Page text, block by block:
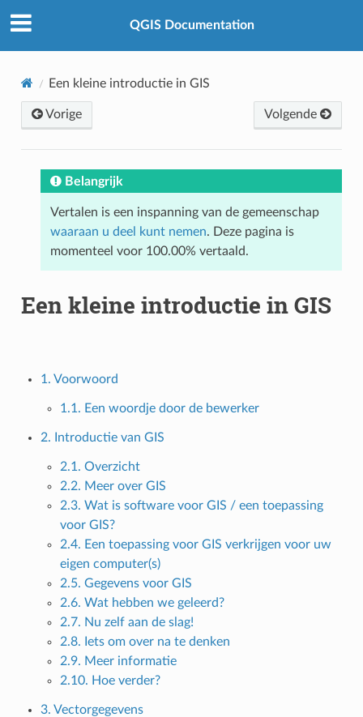
QGIS Documentation
Een kleine introductie in GIS
Vorige Volgende
Belangrijk
Vertalen is een inspanning van de gemeenschap
waaraan u deel kunt nemen. Deze pagina is
momenteel voor 100.00% vertaald.
Een kleine introductie in GIS
1. Voorwoord
1.1. Een woordje door de bewerker
2. Introductie van GIS
2.1. Overzicht
2.2. Meer over GIS
2.3. Wat is software voor GIS / een toepassing
voor GIS?
2.4. Een toepassing voor GIS verkrijgen voor uw
eigen computer(s)
2.5. Gegevens voor GIS
2.6. Wat hebben we geleerd?
2.7. Nu zelf aan de slag!
2.8. Iets om over na te denken
2.9. Meer informatie
2.10. Hoe verder?
3. Vectorgegevens